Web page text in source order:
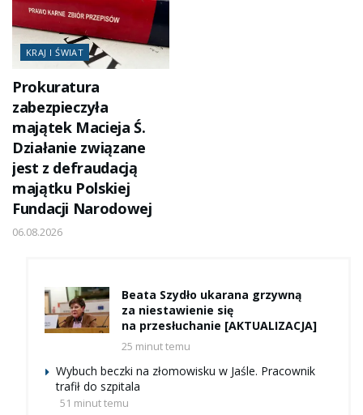
KRAJ I ŚWIAT
Prokuratura
zabezpieczyła
majątek Macieja Ś.
Działanie związane
jest z defraudacją
majątku Polskiej
Fundacji Narodowej
06.08.2026
Beata Szydło ukarana grzywną
za niestawienie się
na przesłuchanie [AKTUALIZACJA]
25 minut temu
Wybuch beczki na złomowisku w Jaśle. Pracownik
trafił do szpitala
51 minut temu